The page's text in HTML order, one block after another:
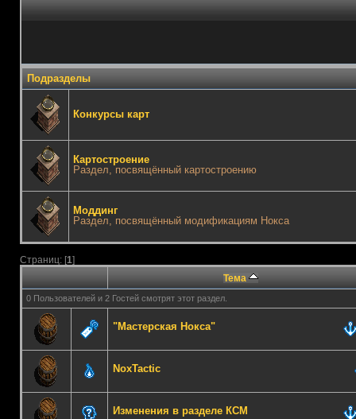
Подразделы
Конкурсы карт
Картостроение
Раздел, посвящённый картостроению
Моддинг
Раздел, посвящённый модификациям Нокса
Страниц: [1]
Тема
0 Пользователей и 2 Гостей смотрят этот раздел.
"Мастерская Нокса"
NoxTactic
Изменения в разделе КСМ